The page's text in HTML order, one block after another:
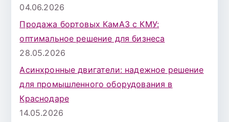
04.06.2026
Продажа бортовых КамАЗ с КМУ:
оптимальное решение для бизнеса
28.05.2026
Асинхронные двигатели: надежное решение
для промышленного оборудования в
Краснодаре
14.05.2026